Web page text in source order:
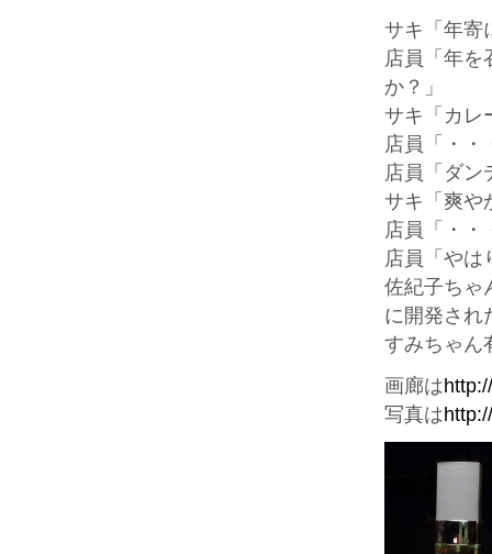
サキ「年寄
店員「年を
か？」
サキ「カレ
店員「・・
店員「ダン
サキ「爽や
店員「・・
店員「やは
佐紀子ちゃ
に開発され
すみちゃん
画廊は
写真は